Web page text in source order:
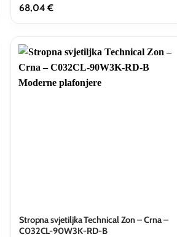
68,04 €
Stropna svjetiljka Technical Zon – Crna –
C032CL-90W3K-RD-B